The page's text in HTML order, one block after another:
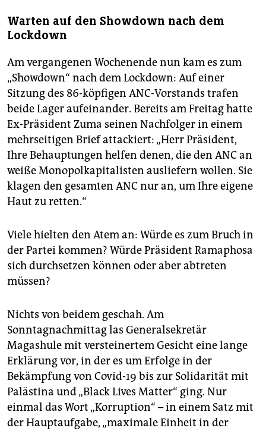
Warten auf den Showdown nach dem
Lockdown
Am vergangenen Wochenende nun kam es zum
„Showdown“ nach dem Lockdown: Auf einer
Sitzung des 86-köpfigen ANC-Vorstands trafen
beide Lager aufeinander. Bereits am Freitag hatte
Ex-Präsident Zuma seinen Nachfolger in einem
mehrseitigen Brief attackiert: „Herr Präsident,
Ihre Behauptungen helfen denen, die den ANC an
weiße Monopolkapitalisten ausliefern wollen. Sie
klagen den gesamten ANC nur an, um Ihre eigene
Haut zu retten.“
Viele hielten den Atem an: Würde es zum Bruch in
der Partei kommen? Würde Präsident Ramaphosa
sich durchsetzen können oder aber abtreten
müssen?
Nichts von beidem geschah. Am
Sonntagnachmittag las Generalsekretär
Magashule mit versteinertem Gesicht eine lange
Erklärung vor, in der es um Erfolge in der
Bekämpfung von Covid-19 bis zur Solidarität mit
Palästina und „Black Lives Matter“ ging. Nur
einmal das Wort „Korruption“ – in einem Satz mit
der Hauptaufgabe, „maximale Einheit in der